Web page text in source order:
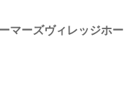
マーズヴィレッジホー